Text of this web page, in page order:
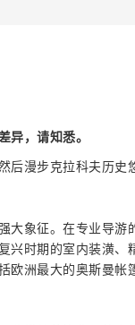
异，请知悉。
后漫步克拉科夫历史
大象征。在专业导游
兴时期的室内装潢、
欧洲最大的奥斯曼